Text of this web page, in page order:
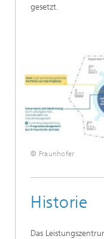
gesetzt.
© Fraunhofer
Historie
Das